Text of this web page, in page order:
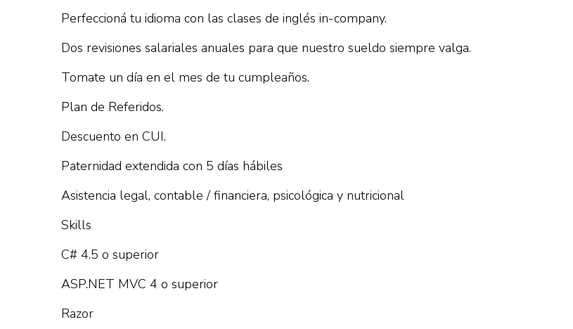
Perfeccioná tu idioma con las clases de inglés in-company.
Dos revisiones salariales anuales para que nuestro sueldo siempre valga.
Tomate un día en el mes de tu cumpleaños.
Plan de Referidos.
Descuento en CUI.
Paternidad extendida con 5 días hábiles
Asistencia legal, contable / financiera, psicológica y nutricional
Skills
C# 4.5 o superior
ASP.NET MVC 4 o superior
Razor